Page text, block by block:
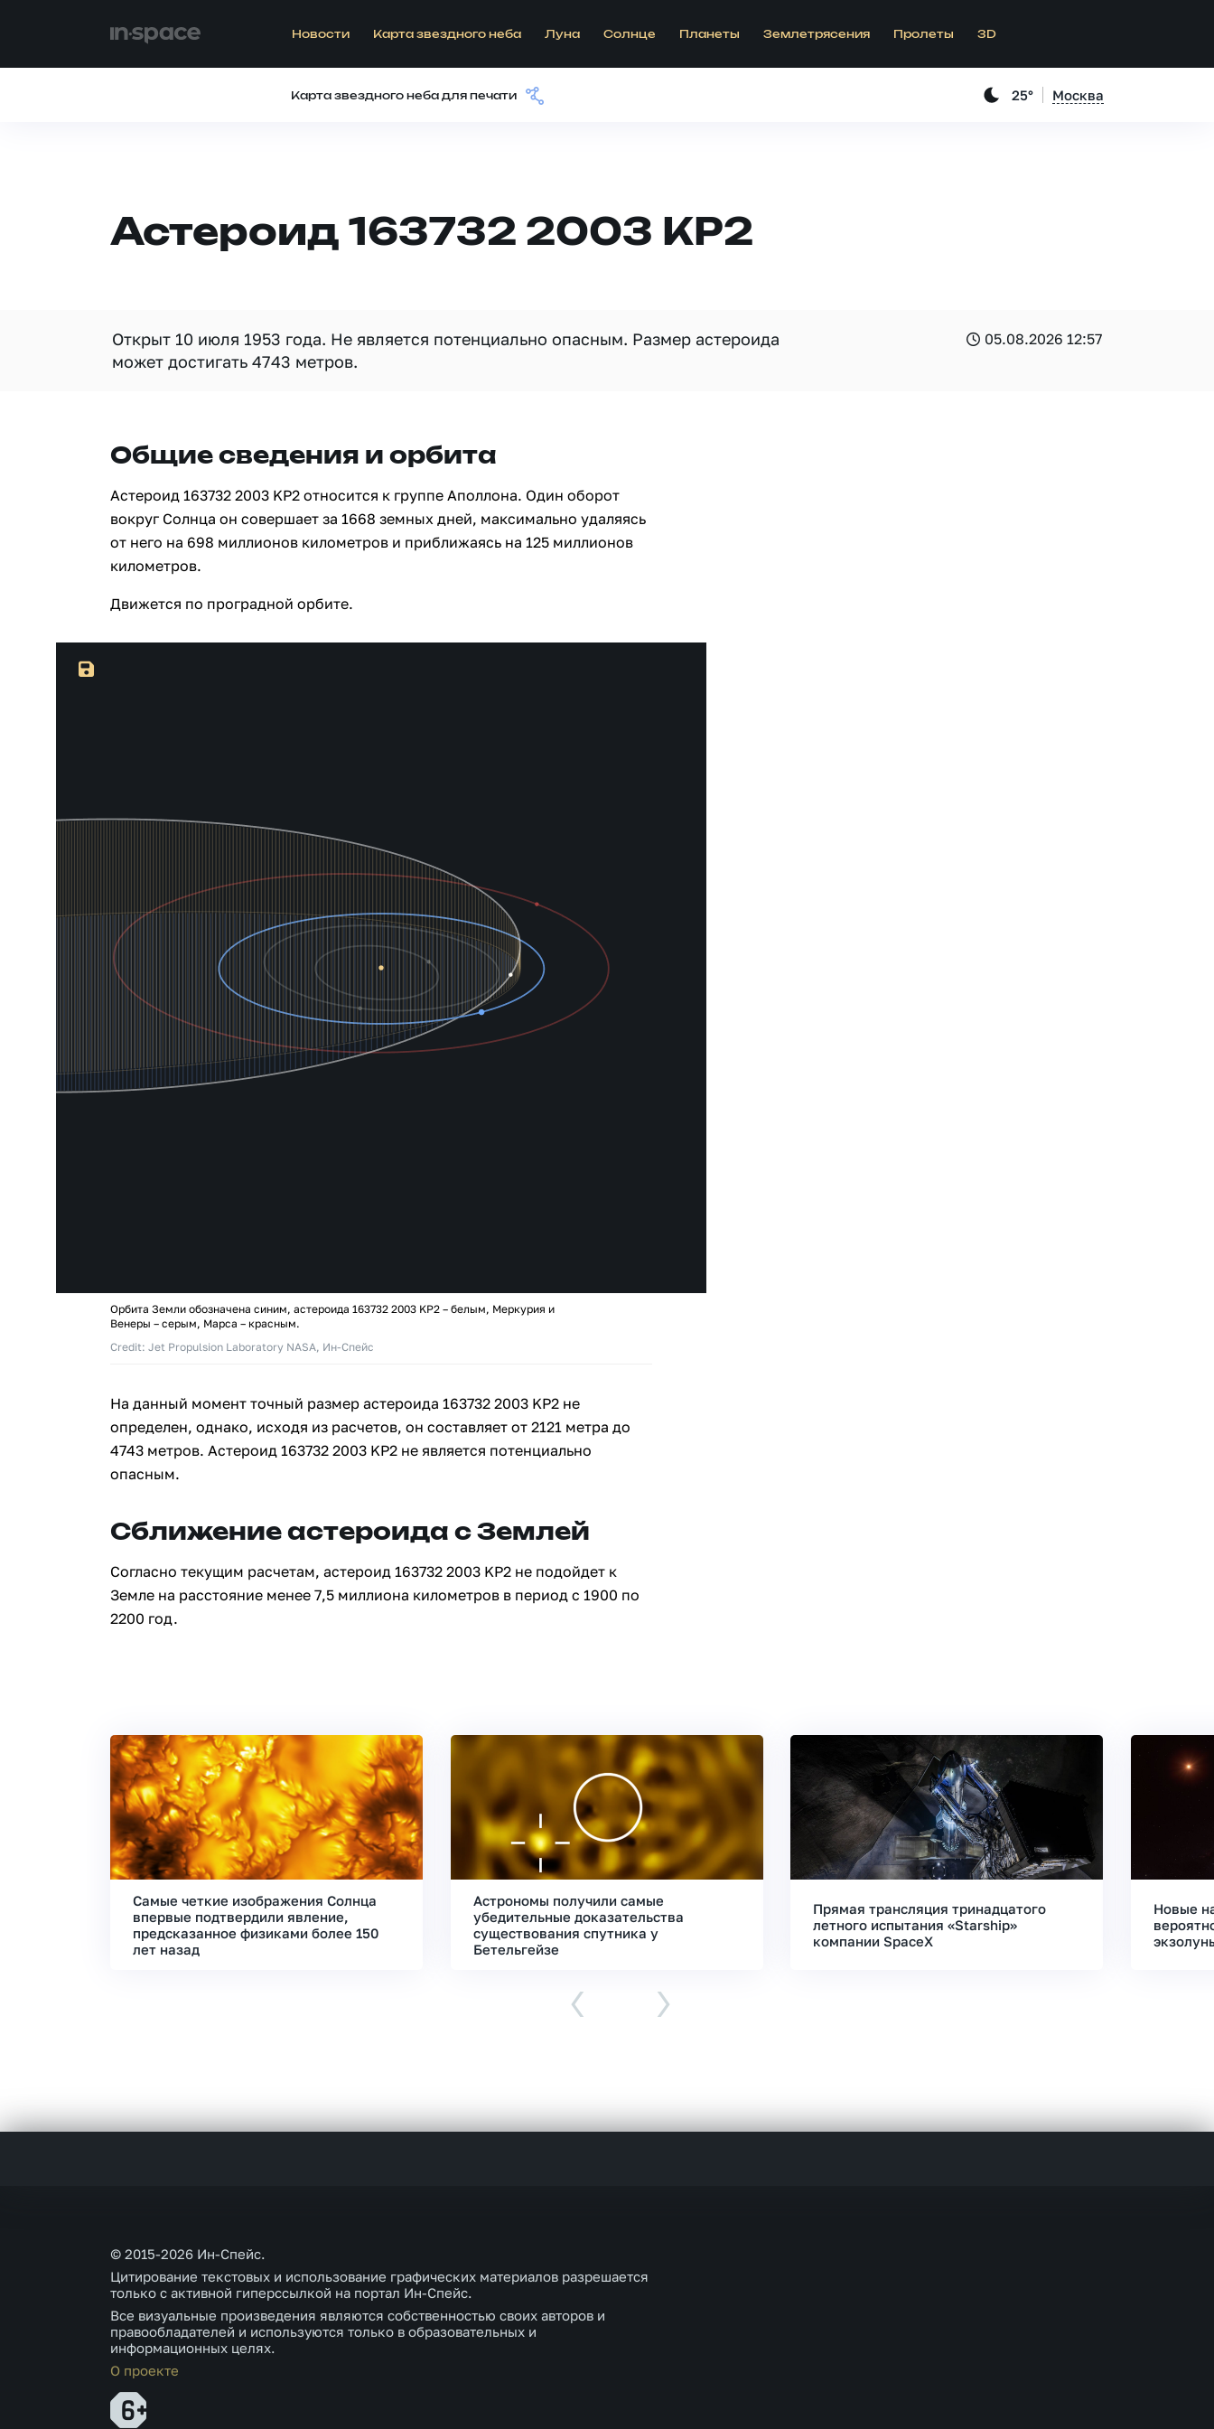
Новости Карта звездного неба Луна Солнце Планеты Землетрясения Пролеты 3D
Карта звездного неба для печати 25° Москва
Астероид 163732 2003 KP2
Открыт 10 июля 1953 года. Не является потенциально опасным. Размер астероида
может достигать 4743 метров.
05.08.2026 12:57
Общие сведения и орбита
Астероид 163732 2003 KP2 относится к группе Аполлона. Один оборот
вокруг Солнца он совершает за 1668 земных дней, максимально удаляясь
от него на 698 миллионов километров и приближаясь на 125 миллионов
километров.
Движется по проградной орбите.
Орбита Земли обозначена синим, астероида 163732 2003 KP2 – белым, Меркурия и
Венеры – серым, Марса – красным.
Credit: Jet Propulsion Laboratory NASA, Ин-Спейс
На данный момент точный размер астероида 163732 2003 KP2 не
определен, однако, исходя из расчетов, он составляет от 2121 метра до
4743 метров. Астероид 163732 2003 KP2 не является потенциально
опасным.
Сближение астероида с Землей
Согласно текущим расчетам, астероид 163732 2003 KP2 не подойдет к
Земле на расстояние менее 7,5 миллиона километров в период с 1900 по
2200 год.
Самые четкие изображения Солнца
впервые подтвердили явление,
предсказанное физиками более 150
лет назад
Астрономы получили самые
убедительные доказательства
существования спутника у
Бетельгейзе
Прямая трансляция тринадцатого
летного испытания «Starship»
компании SpaceX
Новые
‹ ›
© 2015-2026 Ин-Спейс.
Цитирование текстовых и использование графических материалов разрешается
только с активной гиперссылкой на портал Ин-Спейс.
Все визуальные произведения являются собственностью своих авторов и
правообладателей и используются только в образовательных и
информационных целях.
О проекте